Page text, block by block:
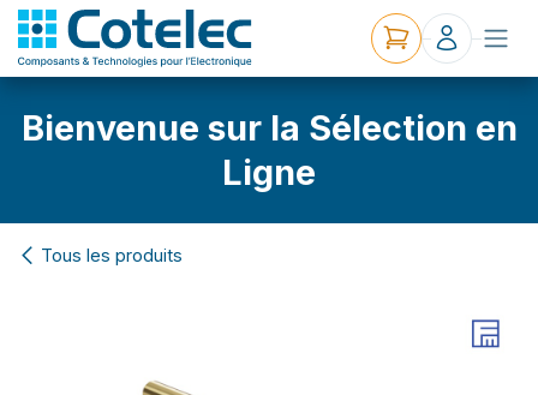
Bienvenue sur la Sélection en
Ligne
Tous les produits